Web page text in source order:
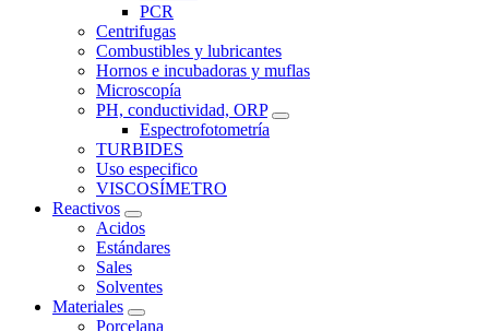
PCR
Centrifugas
Combustibles y lubricantes
Hornos e incubadoras y muflas
Microscopía
PH, conductividad, ORP
Espectrofotometría
TURBIDES
Uso especifico
VISCOSÍMETRO
Reactivos
Acidos
Estándares
Sales
Solventes
Materiales
Porcelana